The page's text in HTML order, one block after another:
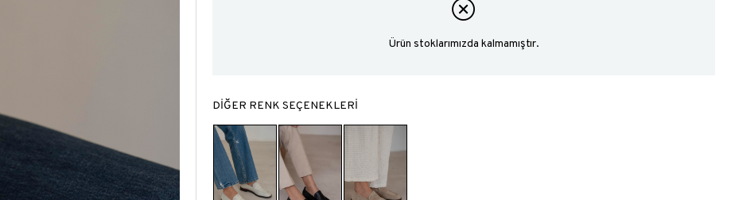
Ürün stoklarımızda kalmamıştır.
DİĞER RENK SEÇENEKLERİ